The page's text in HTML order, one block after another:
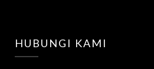
HUBUNGI KAMI